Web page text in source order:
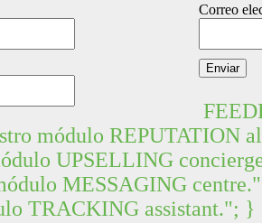
Correo
módulo REPUTATION
UPSELLING
MESSAGING
TRACKING assistant.";